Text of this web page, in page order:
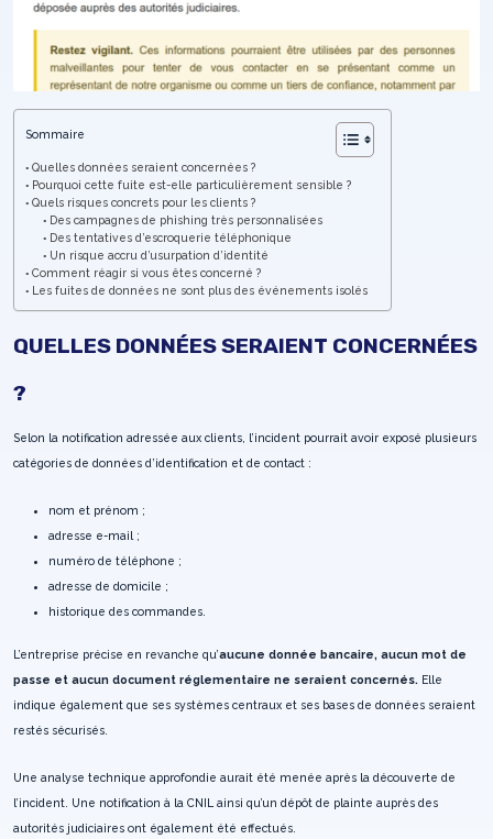
Sommaire
Quelles données seraient concernées ?
Pourquoi cette fuite est-elle particulièrement sensible ?
Quels risques concrets pour les clients ?
Des campagnes de phishing très personnalisées
Des tentatives d’escroquerie téléphonique
Un risque accru d’usurpation d’identité
Comment réagir si vous êtes concerné ?
Les fuites de données ne sont plus des événements isolés
QUELLES DONNÉES SERAIENT CONCERNÉES
?
Selon la notification adressée aux clients, l’incident pourrait avoir exposé plusieurs
catégories de données d’identification et de contact :
nom et prénom ;
adresse e-mail ;
numéro de téléphone ;
adresse de domicile ;
historique des commandes.
L’entreprise précise en revanche qu’aucune donnée bancaire, aucun mot de
passe et aucun document réglementaire ne seraient concernés. Elle
indique également que ses systèmes centraux et ses bases de données seraient
restés sécurisés.
Une analyse technique approfondie aurait été menée après la découverte de
l’incident. Une notification à la CNIL ainsi qu’un dépôt de plainte auprès des
autorités judiciaires ont également été effectués.